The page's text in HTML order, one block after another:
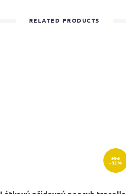
RELATED PRODUCTS
25 €
–32 %